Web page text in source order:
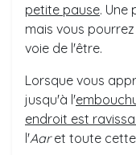
petite pause. Une
mais vous
voie de l'être.
Lorsque vous
jusqu'à l'
endroit est
l'Aaret toute cette